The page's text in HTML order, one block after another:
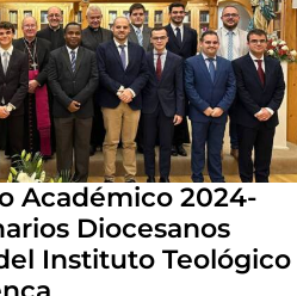
Académico 2024-
Diocesanos
Instituto Teológico